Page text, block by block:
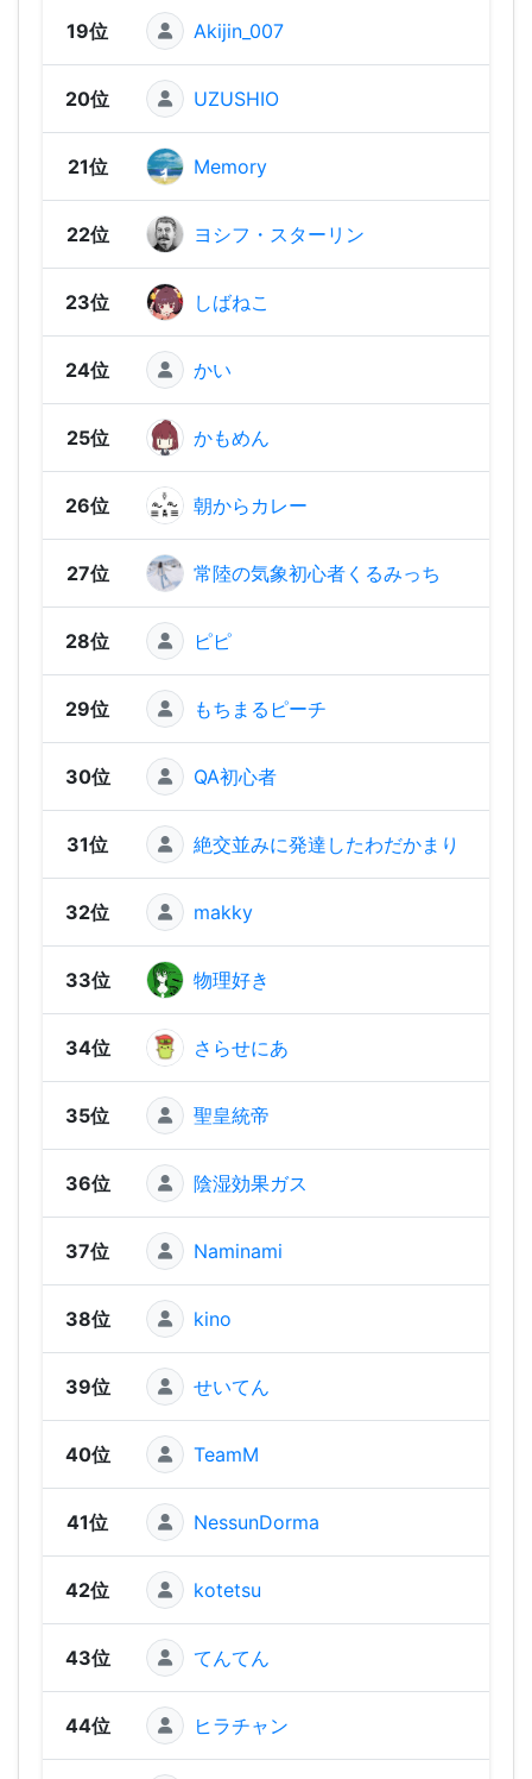
19位 Akijin_007
20位 UZUSHIO
21位 Memory
22位 ヨシフ・スターリン
23位 しばねこ
24位 かい
25位 かもめん
26位 朝からカレー
27位 常陸の気象初心者くるみっち
28位 ピピ
29位 もちまるピーチ
30位 QA初心者
31位 絶交並みに発達したわだかまり
32位 makky
33位 物理好き
34位 さらせにあ
35位 聖皇統帝
36位 陰湿効果ガス
37位 Naminami
38位 kino
39位 せいてん
40位 TeamM
41位 NessunDorma
42位 kotetsu
43位 てんてん
44位 ヒラチャン